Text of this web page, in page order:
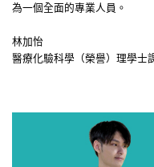
為一個全面的專業人員。
林加怡
醫療化驗科學（榮譽）理學士